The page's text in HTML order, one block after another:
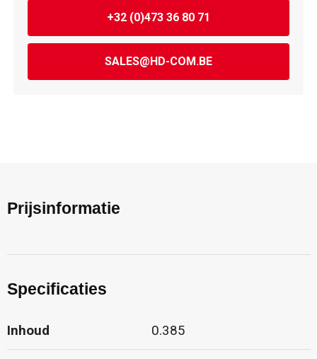
+32 (0)473 36 80 71
SALES@HD-COM.BE
Prijsinformatie
Specificaties
Inhoud 0.385